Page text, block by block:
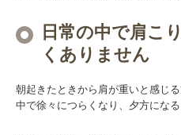
日常の中で肩こ
くありません
朝起きたときから肩が重いと感じ
中で徐々につらくなり、夕方にな